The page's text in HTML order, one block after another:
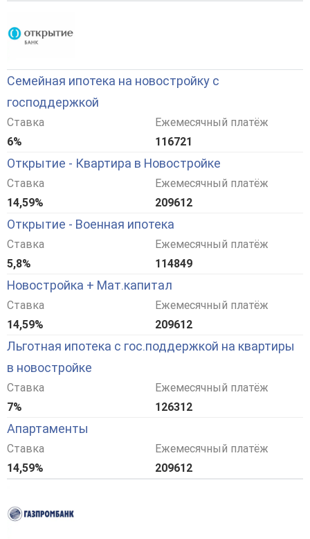
Семейная ипотека на новостройку с
господдержкой
Ставка
6%
Ежемесячный платёж
116721
Открытие - Квартира в Новостройке
Ставка
14,59%
Ежемесячный платёж
209612
Открытие - Военная ипотека
Ставка
5,8%
Ежемесячный платёж
114849
Новостройка + Мат.капитал
Ставка
14,59%
Ежемесячный платёж
209612
Льготная ипотека с гос.поддержкой на квартиры
в новостройке
Ставка
7%
Ежемесячный платёж
126312
Апартаменты
Ставка
14,59%
Ежемесячный платёж
209612